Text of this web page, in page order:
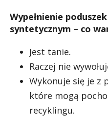
Wypełnienie
syntetycznym – co
Jest tanie.
Raczej nie
Wykonuje się je z
które mogą
recyklingu.